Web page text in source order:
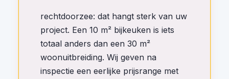
rechtdoorzee: dat hangt sterk van uw
project. Een 10 m² bijkeuken is iets
totaal anders dan een 30 m²
woonuitbreiding. Wij geven na
inspectie een eerlijke prijsrange met